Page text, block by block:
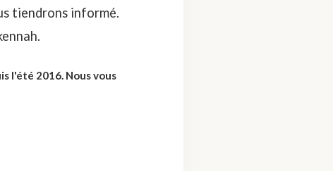
tiendrons informé.
l'été 2016. Nous vous